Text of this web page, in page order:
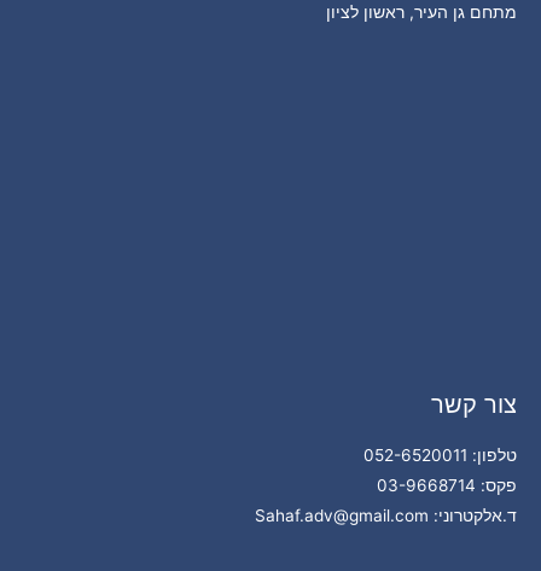
מתחם גן העיר, ראשון לציון
צור קשר
טלפון: 052-6520011
פקס: 03-9668714
ד.אלקטרוני: Sahaf.adv@gmail.com